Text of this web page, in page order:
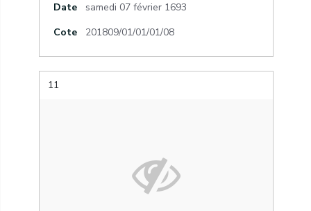
Date
samedi 07 février 1693
Cote
201809/01/01/01/08
11